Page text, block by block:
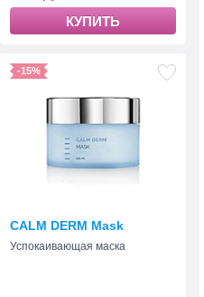
КУПИТЬ
CALM DERM Mask
Успокаивающая маска
-15%